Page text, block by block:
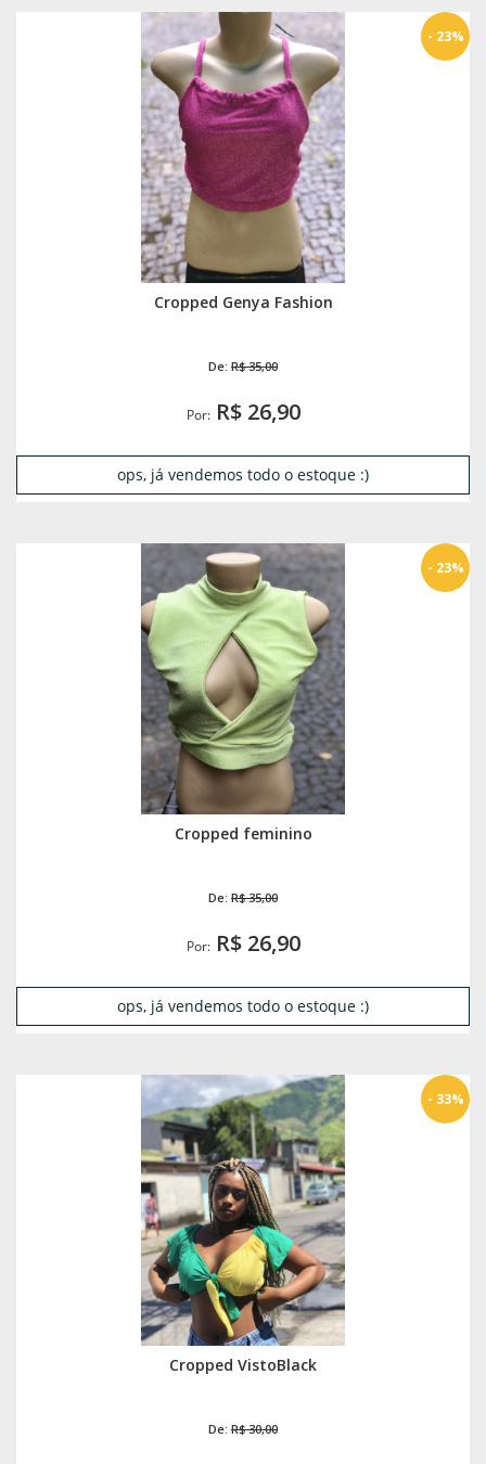
Cropped Genya Fashion
De: R$ 35,00
Por:R$ 26,90
- 23%
ops, já vendemos todo o estoque :)
Cropped feminino
De: R$ 35,00
Por:R$ 26,90
- 23%
ops, já vendemos todo o estoque :)
Cropped VistoBlack
De: R$ 30,00
- 33%